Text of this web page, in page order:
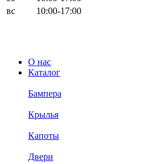
вс
10:00-17:00
О нас
Каталог
Бампера
Крылья
Капоты
Двери